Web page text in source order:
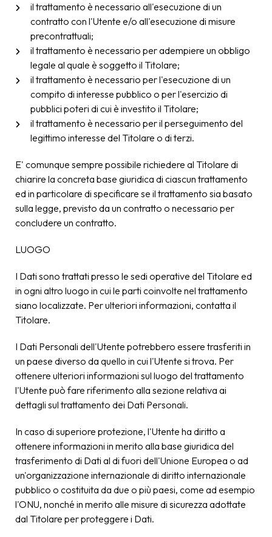
il trattamento è necessario all'esecuzione di un
contratto con l'Utente e/o all'esecuzione di misure
precontrattuali;
il trattamento è necessario per adempiere un obbligo
legale al quale è soggetto il Titolare;
il trattamento è necessario per l'esecuzione di un
compito di interesse pubblico o per l'esercizio di
pubblici poteri di cui è investito il Titolare;
il trattamento è necessario per il perseguimento del
legittimo interesse del Titolare o di terzi.
E' comunque sempre possibile richiedere al Titolare di
chiarire la concreta base giuridica di ciascun trattamento
ed in particolare di specificare se il trattamento sia basato
sulla legge, previsto da un contratto o necessario per
concludere un contratto.
LUOGO
I Dati sono trattati presso le sedi operative del Titolare ed
in ogni altro luogo in cui le parti coinvolte nel trattamento
siano localizzate. Per ulteriori informazioni, contatta il
Titolare.
I Dati Personali dell'Utente potrebbero essere trasferiti in
un paese diverso da quello in cui l'Utente si trova. Per
ottenere ulteriori informazioni sul luogo del trattamento
l'Utente può fare riferimento alla sezione relativa ai
dettagli sul trattamento dei Dati Personali.
In caso di superiore protezione, l'Utente ha diritto a
ottenere informazioni in merito alla base giuridica del
trasferimento di Dati al di fuori dell'Unione Europea o ad
un'organizzazione internazionale di diritto internazionale
pubblico o costituita da due o più paesi, come ad esempio
l'ONU, nonché in merito alle misure di sicurezza adottate
dal Titolare per proteggere i Dati.